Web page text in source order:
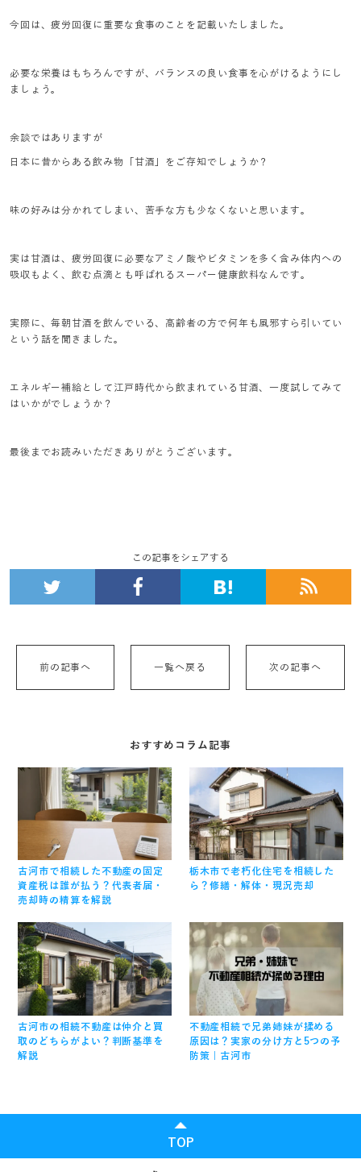
今回は、疲労回復に重要な食事のことを記載いたしました。
必要な栄養はもちろんですが、バランスの良い食事を心がけるようにし
ましょう。
余談ではありますが
日本に昔からある飲み物「甘酒」をご存知でしょうか？
味の好みは分かれてしまい、苦手な方も少なくないと思います。
実は甘酒は、疲労回復に必要なアミノ酸やビタミンを多く含み体内への
吸収もよく、飲む点滴とも呼ばれるスーパー健康飲料なんです。
実際に、毎朝甘酒を飲んでいる、高齢者の方で何年も風邪すら引いてい
という話を聞きました。
エネルギー補給として江戸時代から飲まれている甘酒、一度試してみて
はいかがでしょうか？
最後までお読みいただきありがとうございます。
この記事をシェアする
前の記事へ 一覧へ戻る 次の記事へ
おすすめコラム記事
古河市で相続した不動産の固定
資産税は誰が払う？代表者届・
売却時の精算を解説
栃木市で老朽化住宅を相続した
ら？修繕・解体・現況売却
古河市の相続不動産は仲介と買
取のどちらがよい？判断基準を
解説
不動産相続で兄弟姉妹が揉める
原因は？実家の分け方と5つの予
防策｜古河市
TOP